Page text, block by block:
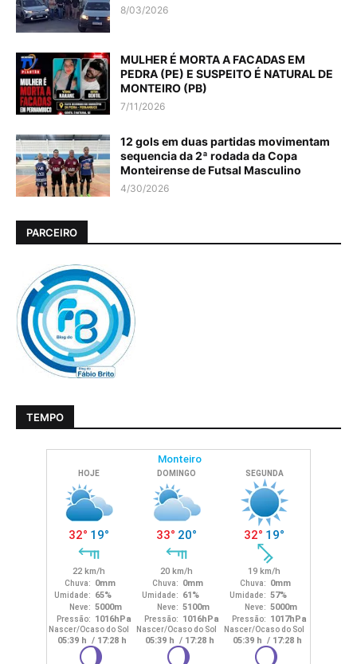
8/03/2026
MULHER É MORTA A FACADAS EM
PEDRA (PE) E SUSPEITO É NATURAL DE
MONTEIRO (PB)
7/11/2026
12 gols em duas partidas movimentam
sequencia da 2ª rodada da Copa
Monteirense de Futsal Masculino
4/30/2026
PARCEIRO
TEMPO